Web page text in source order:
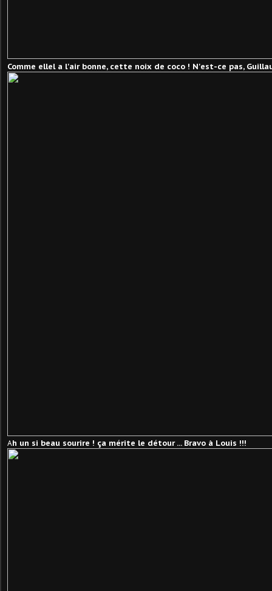
Comme ellel a l'air bonne, cette noix de coco ! N'est-ce pas,
Ah un si beau sourire ! ça mérite le détour ... Bravo à Louis !!!